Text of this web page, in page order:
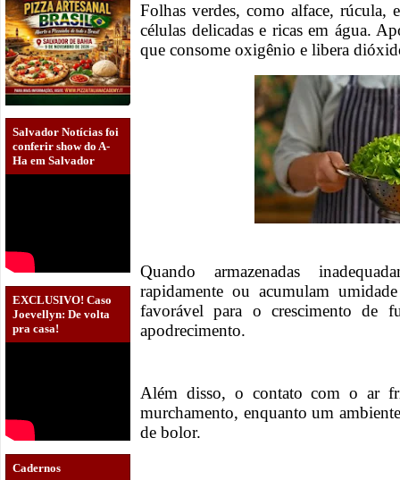
Salvador Notícias foi
conferir show do A-
Ha em Salvador
EXCLUSIVO! Caso
Joevellyn: De volta
pra casa!
Cadernos
Folhas verdes, como alface, rúcula,
células delicadas e ricas em água.
que consome oxigênio e libera
Quando armazenadas
rapidamente ou acumulam
favorável para o crescimento de
apodrecimento.
Além disso, o contato com o ar
murchamento, enquanto um
de bolor.